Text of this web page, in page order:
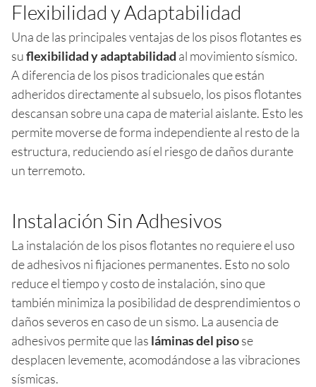
Flexibilidad y Adaptabilidad
Una de las principales ventajas de los pisos flotantes es
suflexibilidad y adaptabilidad al movimiento sísmico.
A diferencia de los pisos tradicionales que están
adheridos directamente al subsuelo, los pisos flotantes
descansan sobre una capa de material aislante. Esto les
permite moverse de forma independiente al resto de la
estructura, reduciendo así el riesgo de daños durante
un terremoto.
Instalación Sin Adhesivos
La instalación de los pisos flotantes no requiere el uso
de adhesivos ni fijaciones permanentes. Esto no solo
reduce el tiempo y costo de instalación, sino que
también minimiza la posibilidad de desprendimientos o
daños severos en caso de un sismo. La ausencia de
adhesivos permite que las láminas del pisose
desplacen levemente, acomodándose a las vibraciones
sísmicas.